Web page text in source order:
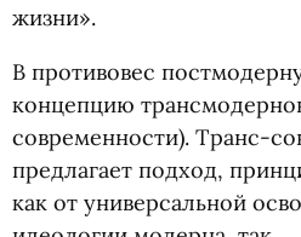
жизни».
В противовес
концепцию
современности). Транс-
предлагает подход,
как от универсальной